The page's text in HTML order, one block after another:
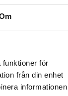
funktioner för
från din enhet
informationen